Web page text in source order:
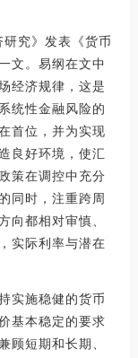
究》发表《货币
文。易纲在文中
经济规律，这是
统性金融风险的
首位，并为实现
良好环境，使汇
策在调控中充分
同时，注重跨周
向都相对审慎、
实际利率与潜在
实施稳健的货币
基本稳定的要求
顾短期和长期、